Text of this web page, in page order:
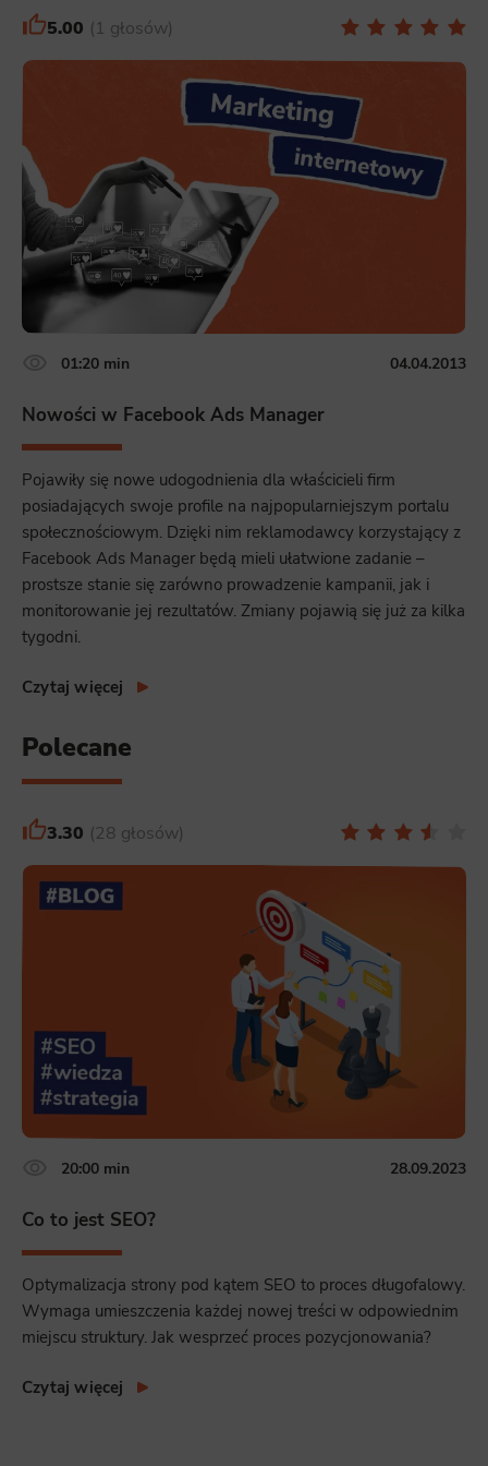
Analytics
site, and to create aggregate demographic statistics about users. Analytical cookies and similar technologies allow us
to measure the effectiveness of actions taken and content presented.
Scope responsible for displaying personalized ads that may be of interest to the user based on browsing history and
habits and demographic criteria. Also, third-party files that, in conjunction with files installed while browsing other
websites, profile the user, providing him or her with the marketing, advertising and retargeting content deemed most
appropriate.
5.00 1 głosów
01:20 min 04.04.2013
Nowości w Facebook Ads Manager
Pojawiły się nowe udogodnienia dla właścicieli firm
posiadających swoje profile na najpopularniejszym portalu
społecznościowym. Dzięki nim reklamodawcy korzystający z
Facebook Ads Manager będą mieli ułatwione zadanie –
prostsze stanie się zarówno prowadzenie kampanii, jak i
monitorowanie jej rezultatów. Zmiany pojawią się już za kilka
tygodni.
Czytaj więcej
Polecane
3.30 28 głosów
20:00 min 28.09.2023
Co to jest SEO?
Optymalizacja strony pod kątem SEO to proces długofalowy.
Wymaga umieszczenia każdej nowej treści w odpowiednim
miejscu struktury. Jak wesprzeć proces pozycjonowania?
Czytaj więcej